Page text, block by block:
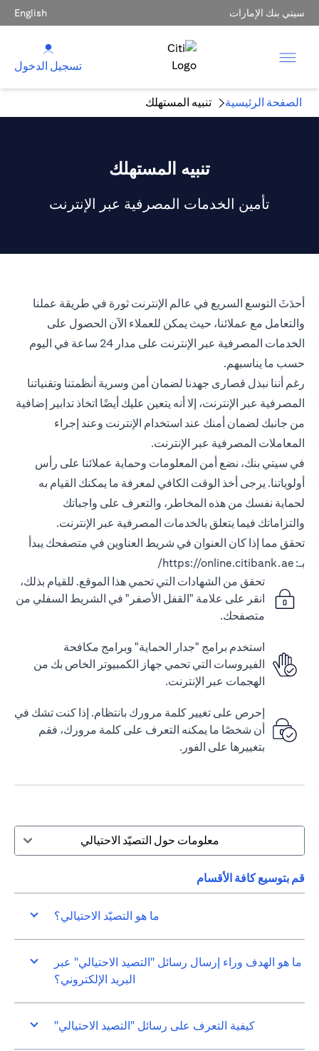
سيتي بنك الإمارات English
تسجيل الدخول
الصفحة الرئيسية تنبيه المستهلك
تنبيه المستهلك
تأمين الخدمات المصرفية عبر الإنترنت
أحدَثَ التوسع السريع في عالم الإنترنت ثورة في طريقة عملنا
والتعامل مع عملائنا، حيث يمكن للعملاء الآن الحصول على
الخدمات المصرفية عبر الإنترنت على مدار 24 ساعة في اليوم
حسب ما يناسبهم.
رغم أننا نبذل قصارى جهدنا لضمان أمن وسرية أنظمتنا وتقنياتنا
المصرفية عبر الإنترنت، إلا أنه يتعين عليك أيضًا اتخاذ تدابير إضافية
من جانبك لضمان أمنك عند استخدام الإنترنت وعند إجراء
المعاملات المصرفية عبر الإنترنت.
في سيتي بنك، نضع أمن المعلومات وحماية عملائنا على رأس
أولوياتنا. يرجى أخذ الوقت الكافي لمعرفة ما يمكنك القيام به
لحماية نفسك من هذه المخاطر، والتعرف على واجباتك
والتزاماتك فيما يتعلق بالخدمات المصرفية عبر الإنترنت.
تحقق مما إذا كان العنوان في شريط العناوين في متصفحك يبدأ
بـ: https://online.citibank.ae/
تحقق من الشهادات التي تحمي هذا الموقع. للقيام بذلك،
انقر على علامة "القفل الأصفر" في الشريط السفلي من
متصفحك.
استخدم برامج "جدار الحماية" وبرامج مكافحة
الفيروسات التي تحمي جهاز الكمبيوتر الخاص بك من
الهجمات عبر الإنترنت.
إحرص على تغيير كلمة مرورك بانتظام. إذا كنت تشك في
أن شخصًا ما يمكنه التعرف على كلمة مرورك، فقم
بتغييرها على الفور.
معلومات حول التصيّد الاحتيالي
قم بتوسيع كافة الأقسام
ما هو التصيّد الاحتيالي؟
ما هو الهدف وراء إرسال رسائل "التصيد الاحتيالي" عبر
البريد الإلكتروني؟
كيفية التعرف على رسائل "التصيد الاحتيالي"